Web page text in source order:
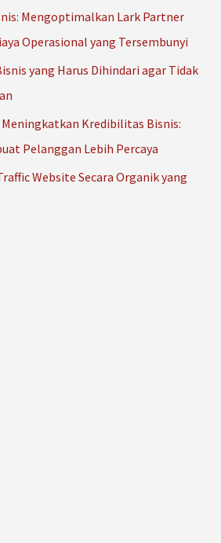
Mengoptimalkan Lark Partner
Operasional yang Tersembunyi
yang Harus Dihindari agar Tidak
Kredibilitas Bisnis:
Pelanggan Lebih Percaya
Website Secara Organik yang